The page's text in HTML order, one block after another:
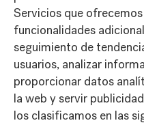
Servicios que
funcionalidades
seguimiento de
usuarios, analizar
proporcionar datos
la web y servir
los clasificamos en las